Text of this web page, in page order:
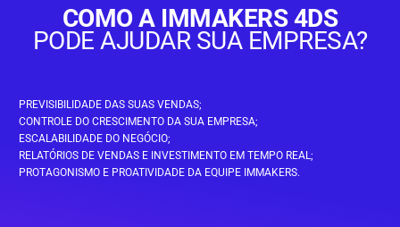
COMO A IMMAKERS 4DS
PODE AJUDAR SUA EMPRESA?
PREVISIBILIDADE DAS SUAS VENDAS;
CONTROLE DO CRESCIMENTO DA SUA EMPRESA;
ESCALABILIDADE DO NEGÓCIO;
RELATÓRIOS DE VENDAS E INVESTIMENTO EM TEMPO REAL;
PROTAGONISMO E PROATIVIDADE DA EQUIPE IMMAKERS.